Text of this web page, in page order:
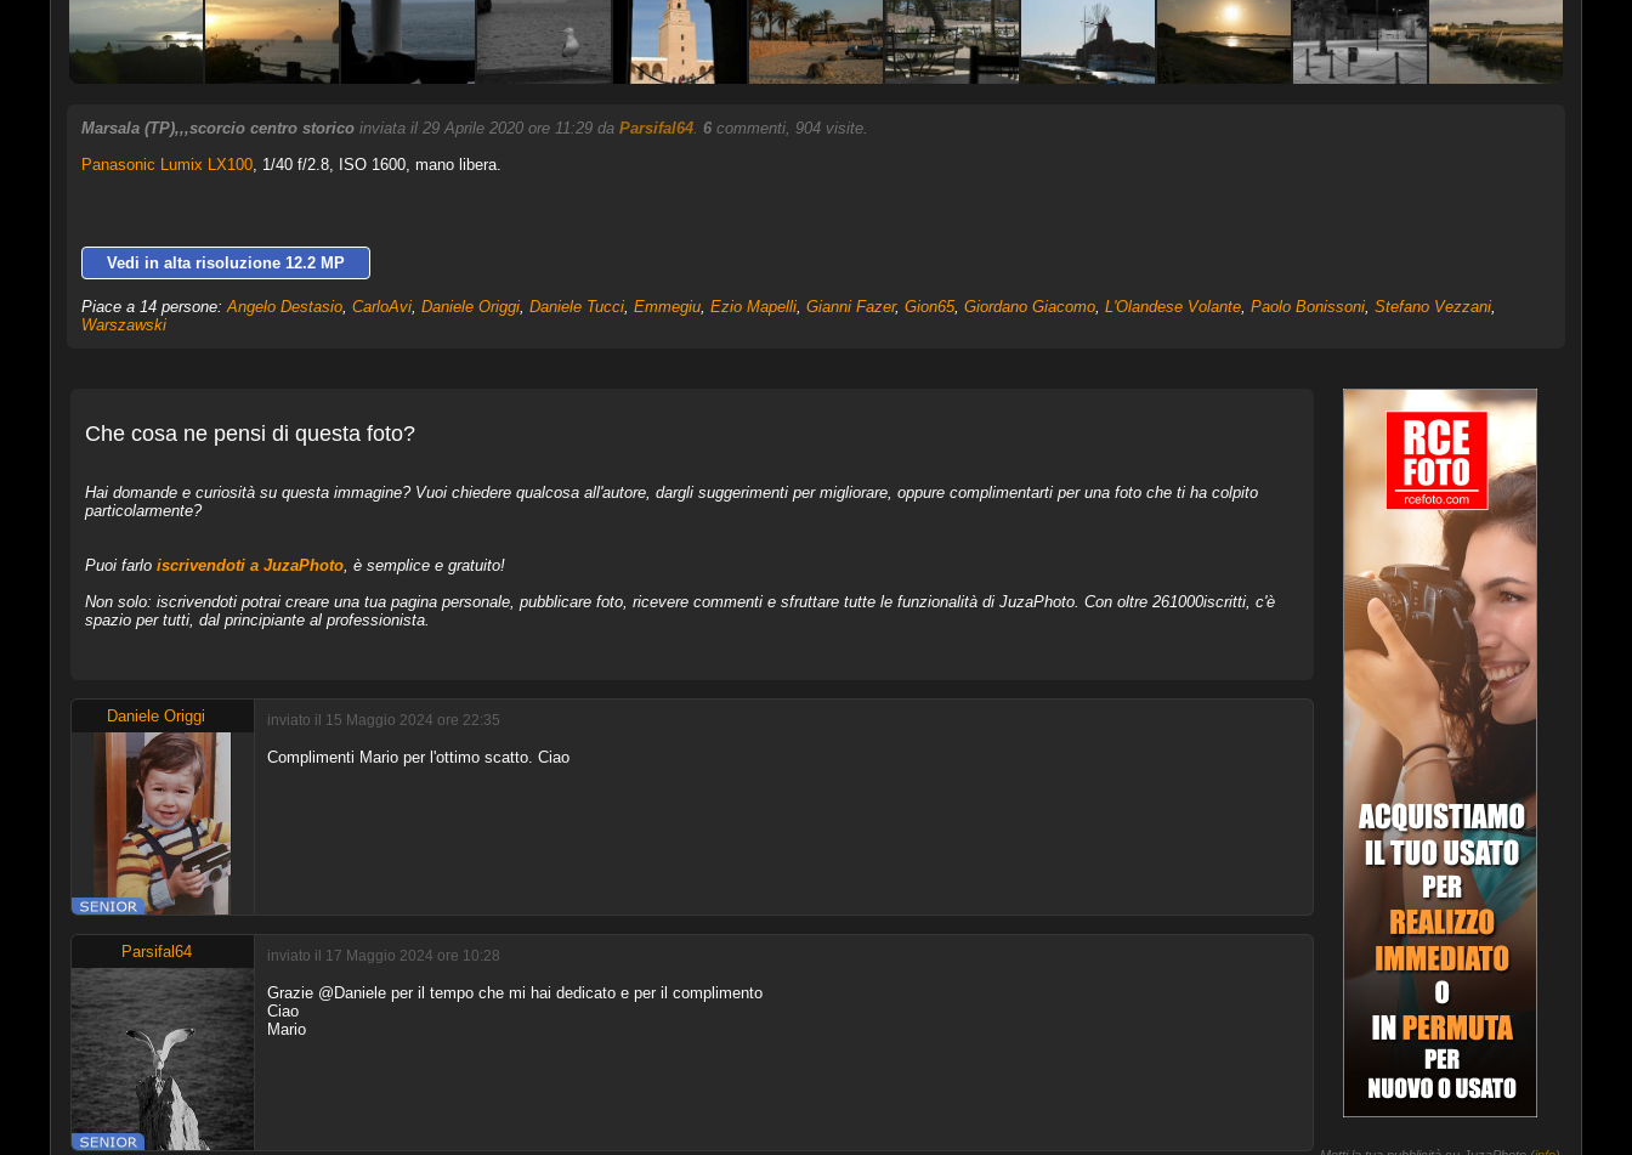
Marsala (TP),,,scorcio centro storico inviata il 29 Aprile 2020 ore 11:29 da Parsifal64. 6commenti, 904 visite.
Panasonic Lumix LX100, 1/40 f/2.8, ISO 1600, mano libera.
Vedi in alta risoluzione 12.2 MP
Piace a 14 persone:Angelo Destasio, CarloAvi, Daniele Origgi, Daniele Tucci, Emmegiu, Ezio Mapelli, Gianni Fazer, Gion65, Giordano Giacomo, L'Olandese Volante, Paolo Bonissoni, Stefano Vezzani,
Warszawski
Che cosa ne pensi di questa foto?
Hai domande e curiosità su questa immagine? Vuoi chiedere qualcosa all'autore, dargli suggerimenti per migliorare, oppure complimentarti per una foto che ti ha colpito
particolarmente?
Puoi farlo iscrivendoti a JuzaPhoto, è semplice e gratuito!
Non solo: iscrivendoti potrai creare una tua pagina personale, pubblicare foto, ricevere commenti e sfruttare tutte le funzionalità di JuzaPhoto. Con oltre 261000iscritti, c'è
spazio per tutti, dal principiante al professionista.
Daniele Origgi inviato il 15 Maggio 2024 ore 22:35
Complimenti Mario per l'ottimo scatto. Ciao
Parsifal64 inviato il 17 Maggio 2024 ore 10:28
Grazie @Daniele per il tempo che mi hai dedicato e per il complimento
Ciao
Mario